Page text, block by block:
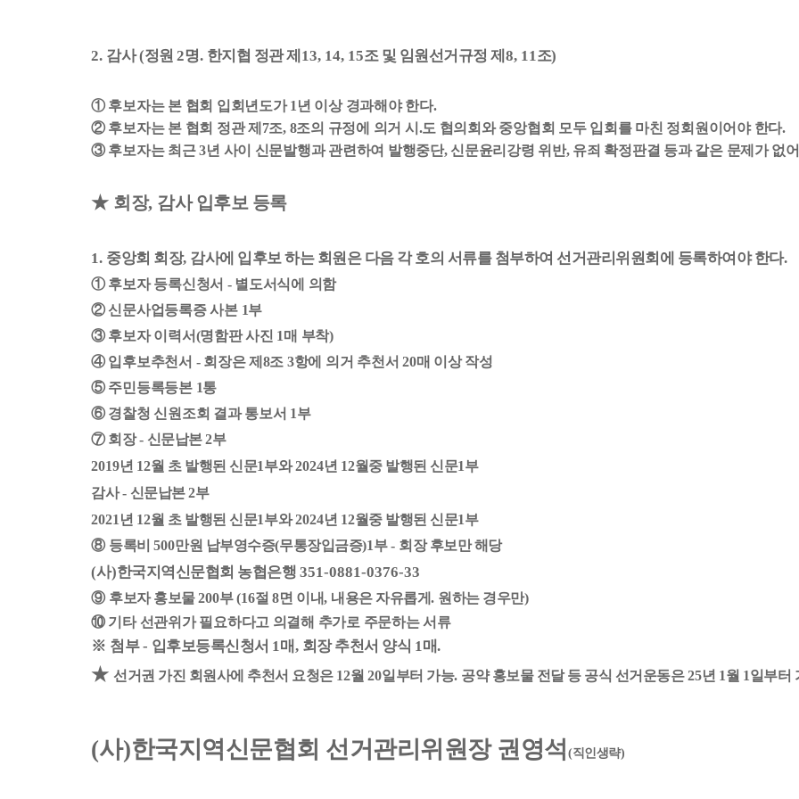
2. 감사(정원 2명. 한지협 정관 제 13, 14, 15조 및 임원선거규정 제 8, 11조)
① 후보자는 본 협회 입회년도가1 년 이상 경과해야 한다.
② 후보자는 본 협회 정관 제 7조, 8조의 규정에 의거 시 .도 협의회와 중앙협회 모두 입회를 마친 정회원이어야 한다.
③ 후보자는 최근3년 사이 신문발행과 관련하여 발행중단, 신문윤리강령 위반, 유죄 확정판결 등과 같은 문제가 없
★ 회장, 감사 입후보 등록
1. 중앙회 회장, 감사에 입후보 하는 회원은 다음 각 호의 서류를 첨부하여 선거관리위원회에 등록하여야 한다.
① 후보자 등록신청서 - 별도서식에 의함
② 신문사업등록증 사본 1부
③ 후보자 이력서(명함판 사진 1매 부착)
④ 입후보추천서 - 회장은 제 8조 3항에 의거 추천서20매 이상 작성
⑤ 주민등록등본 1통
⑥ 경찰청 신원조회 결과 통보서 1부
⑦ 회장- 신문납본2부
2019년 12월 초 발행된 신문1부와2024년 12월중 발행된 신문1부
감사- 신문납본2부
2021 년 12월 초 발행된 신문1부와2024년 12월중 발행된 신문1부
⑧ 등록비 500만원 납부영수증(무통장입금증)1부- 회장 후보만 해당
(사)한국지역신문협회 농협은행 351-0881-0376-33
⑨ 후보자 홍보물200부(16절 8면 이내, 내용은 자유롭게 . 원하는 경우만)
⑩ 기타 선관위가 필요하다고 의결해 추가로 주문하는 서류
※ 첨부- 입후보등록신청서 1매, 회장 추천서 양식 1매.
★ 선거권 가진 회원사에 추천서 요청은 12월 20일부터 가능. 공약 홍보물 전달 등 공식 선거운동은25년 1월 1일부터
(사)한국지역신문협회 선거관리위원장 권영석 (직인생략)